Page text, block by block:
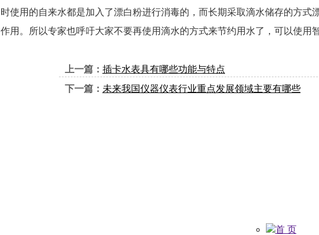
时使用的自来水都是加入了漂白粉进行消毒的，而长期采取滴水储存的方
作用。所以专家也呼吁大家不要再使用滴水的方式来节约用水了，可以使用
上一篇： 插卡水表具有哪些功能与特点
下一篇： 未来我国仪器仪表行业重点发展领域主要有哪些
首 页